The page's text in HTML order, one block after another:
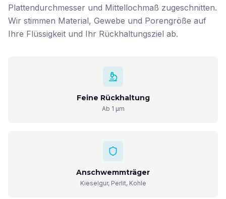
Plattendurchmesser und Mittellochmaß zugeschnitten.
Wir stimmen Material, Gewebe und Porengröße auf
Ihre Flüssigkeit und Ihr Rückhaltungsziel ab.
Feine Rückhaltung
Ab 1 µm
Anschwemmträger
Kieselgur, Perlit, Kohle